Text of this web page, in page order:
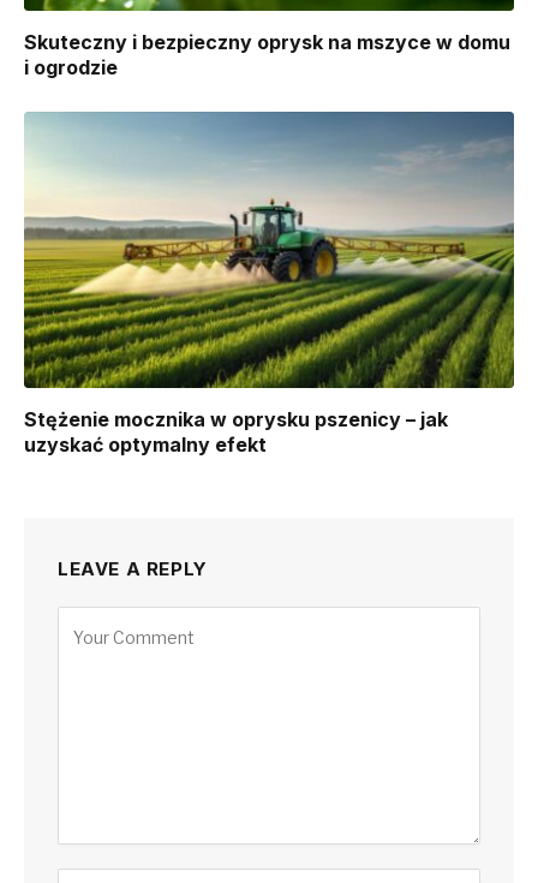
Skuteczny i bezpieczny oprysk na mszyce w domu
i ogrodzie
Stężenie mocznika w oprysku pszenicy – jak
uzyskać optymalny efekt
LEAVE A REPLY